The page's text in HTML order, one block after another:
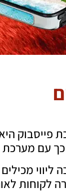
פייסבוק
עם מערכת
ליווי
לקוחות